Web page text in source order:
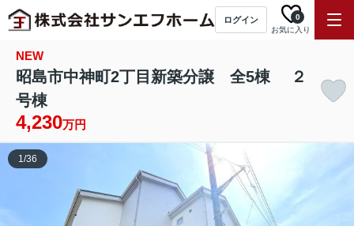
ログイン
お気に入り
0
NEW
昭島市中神町2丁目新築分譲 全5棟 ２
号棟
4,230万円
1/36